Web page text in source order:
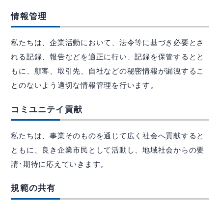
情報管理
私たちは、企業活動において、法令等に基づき必要とさ
れる記録、報告などを適正に行い、記録を保管するとと
もに、顧客、取引先、自社などの秘密情報が漏洩するこ
とのないよう適切な情報管理を行います。
コミユニテイ貢献
私たちは、事業そのものを通じて広く社会へ貢献すると
ともに、良き企業市民として活動し、地域社会からの要
請･期待に応えていきます。
規範の共有